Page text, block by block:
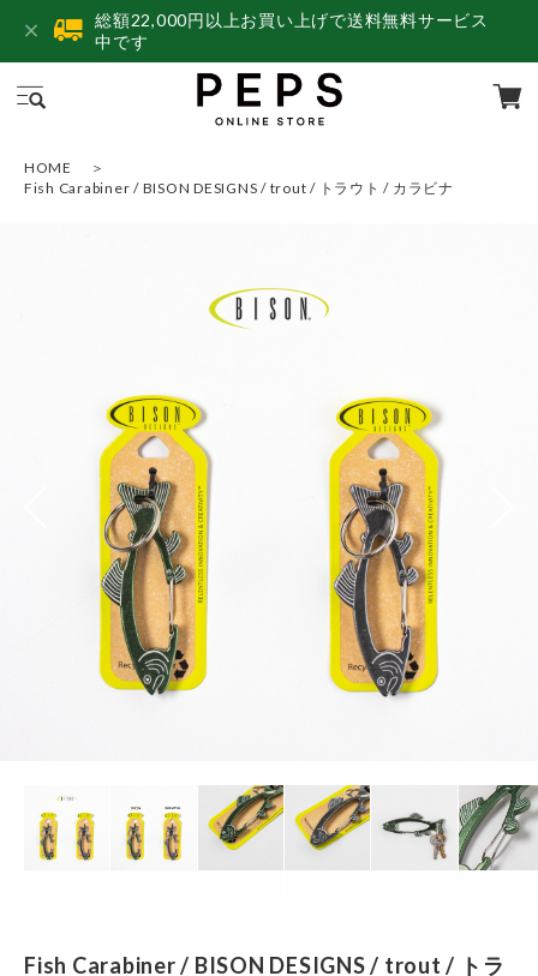
総額22,000円以上お買い上げで送料無料サービス
中です
HOME
Fish Carabiner / BISON DESIGNS / trout / トラウト / カラビナ
Fish Carabiner / BISON DESIGNS / trout / トラ